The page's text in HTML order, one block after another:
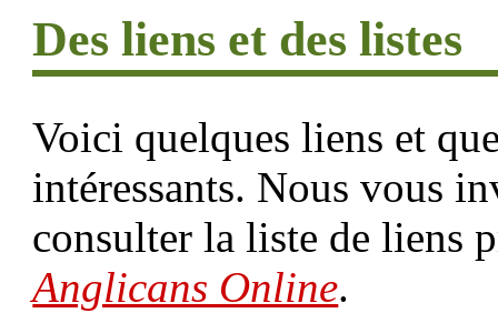
Des liens et des listes
Voici quelques liens et
intéressants. Nous vous
consulter la liste de liens
Anglicans Online.